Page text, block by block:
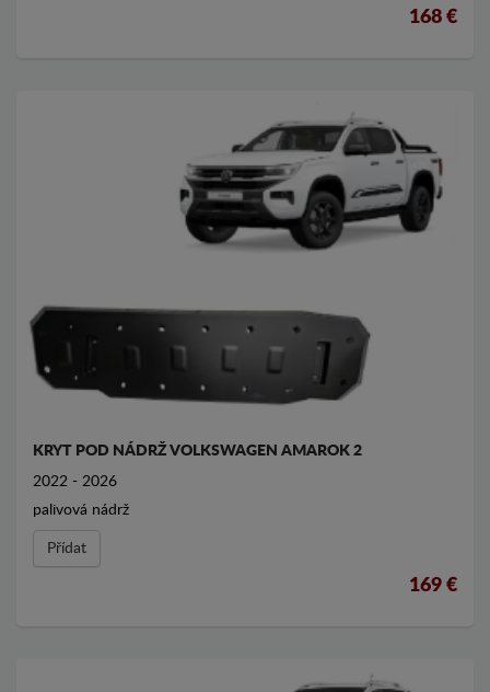
168 €
KRYT POD NÁDRŽ VOLKSWAGEN AMAROK 2
2022 - 2026
palivová nádrž
Přídat
169 €